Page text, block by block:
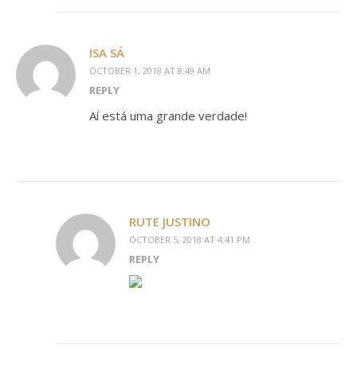
ISA SÁ
OCTOBER 1, 2018 AT 8:49 AM
REPLY
Aí está uma grande verdade!
RUTE JUSTINO
OCTOBER 5, 2018 AT 4:41 PM
REPLY